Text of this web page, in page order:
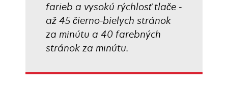
farieb a vysokú rýchlosť tlače -
až 45 čierno-bielych stránok
za minútu a 40 farebných
stránok za minútu.